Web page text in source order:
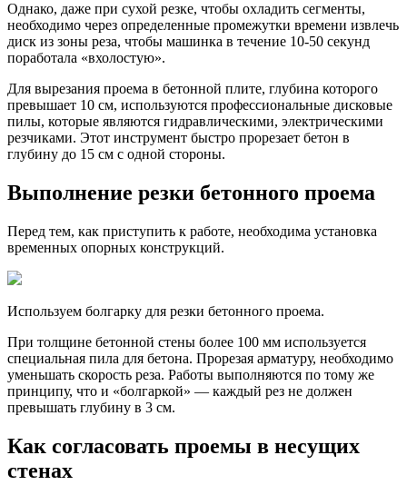
Однако, даже при сухой резке, чтобы охладить сегменты,
необходимо через определенные промежутки времени извлечь
диск из зоны реза, чтобы машинка в течение 10-50 секунд
поработала «вхолостую».
Для вырезания проема в бетонной плите, глубина которого
превышает 10 см, используются профессиональные дисковые
пилы, которые являются гидравлическими, электрическими
резчиками. Этот инструмент быстро прорезает бетон в
глубину до 15 см с одной стороны.
Выполнение резки бетонного проема
Перед тем, как приступить к работе, необходима установка
временных опорных конструкций.
Используем болгарку для резки бетонного проема.
При толщине бетонной стены более 100 мм используется
специальная пила для бетона. Прорезая арматуру, необходимо
уменьшать скорость реза. Работы выполняются по тому же
принципу, что и «болгаркой» — каждый рез не должен
превышать глубину в 3 см.
Как согласовать проемы в несущих
стенах